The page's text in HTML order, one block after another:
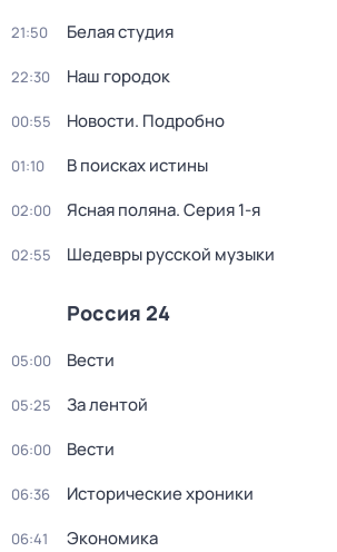
21:50 Белая студия
22:30 Наш городок
00:55 Новости. Подробно
01:10 В поисках истины
02:00 Ясная поляна. Серия 1-я
02:55 Шедевры русской музыки
Россия 24
05:00 Вести
05:25 За лентой
06:00 Вести
06:36 Исторические хроники
06:41 Экономика